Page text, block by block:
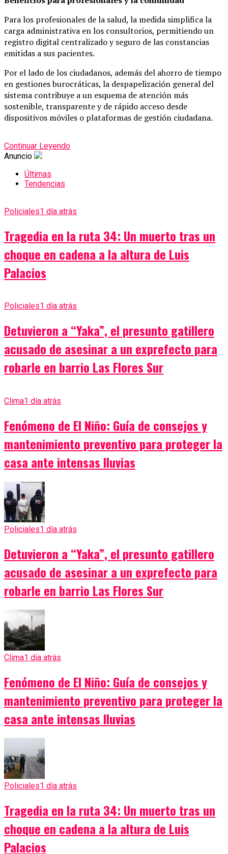
Para los profesionales de la salud, la medida simplifica la
carga administrativa en los consultorios, permitiendo un
registro digital centralizado y seguro de las constancias
emitidas a sus pacientes.
Por el lado de los ciudadanos, además del ahorro de tiempo
en gestiones burocráticas, la despapelización general del
sistema contribuye a un esquema de atención más
sostenible, transparente y de rápido acceso desde
dispositivos móviles o plataformas de gestión ciudadana.
Continuar Leyendo
Anuncio
Últimas
Tendencias
Policiales1 día atrás
Tragedia en la ruta 34: Un muerto tras un
choque en cadena a la altura de Luis
Palacios
Policiales1 día atrás
Detuvieron a “Yaka”, el presunto gatillero
acusado de asesinar a un exprefecto para
robarle en barrio Las Flores Sur
Clima1 día atrás
Fenómeno de El Niño: Guía de consejos y
mantenimiento preventivo para proteger la
casa ante intensas lluvias
Policiales1 día atrás
Detuvieron a “Yaka”, el presunto gatillero
acusado de asesinar a un exprefecto para
robarle en barrio Las Flores Sur
Clima1 día atrás
Fenómeno de El Niño: Guía de consejos y
mantenimiento preventivo para proteger la
casa ante intensas lluvias
Policiales1 día atrás
Tragedia en la ruta 34: Un muerto tras un
choque en cadena a la altura de Luis
Palacios